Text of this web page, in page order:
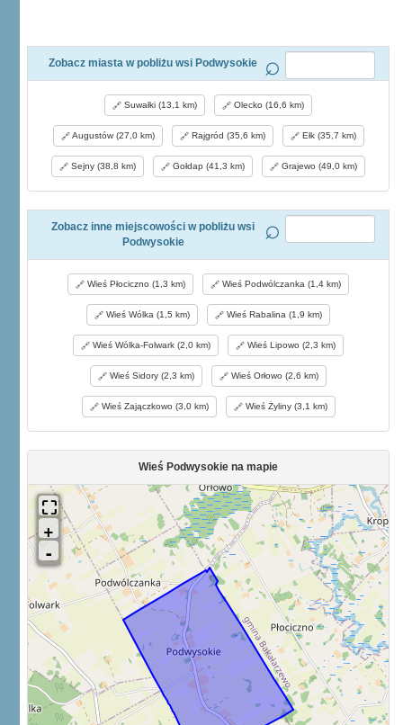
Zobacz miasta w pobliżu wsi Podwysokie
Suwałki (13,1 km) Olecko (16,6 km)
Augustów (27,0 km) Rajgród (35,6 km) Ełk (35,7 km)
Sejny (38,8 km) Gołdap (41,3 km) Grajewo (49,0 km)
Zobacz inne miejscowości w pobliżu wsi
Podwysokie
Wieś Płociczno (1,3 km) Wieś Podwólczanka (1,4 km)
Wieś Wólka (1,5 km) Wieś Rabalina (1,9 km)
Wieś Wólka-Folwark (2,0 km) Wieś Lipowo (2,3 km)
Wieś Sidory (2,3 km) Wieś Orłowo (2,6 km)
Wieś Zajączkowo (3,0 km) Wieś Żyliny (3,1 km)
Wieś Podwysokie na mapie